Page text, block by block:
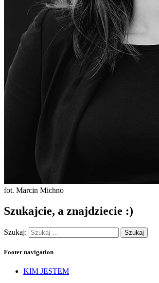
fot. Marcin Michno
Szukajcie, a znajdziecie :)
Szukaj:
Footer navigation
KIM JESTEM